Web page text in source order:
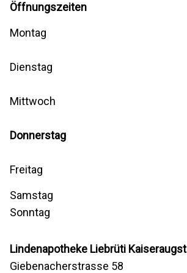
Öffnungszeiten
Montag
Dienstag
Mittwoch
Donnerstag
Freitag
Samstag
Sonntag
Lindenapotheke Liebrüti Kaiseraugst
Giebenacherstrasse 58